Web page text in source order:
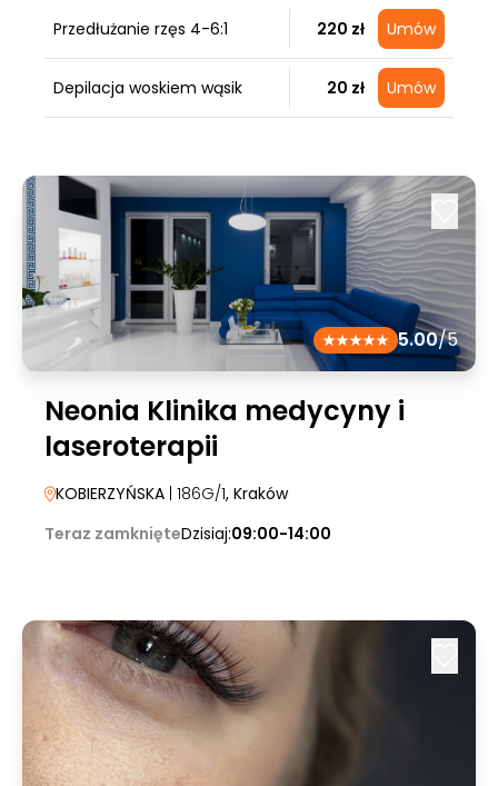
Przedłużanie rzęs 4-6:1 220 zł Umów
Depilacja woskiem wąsik 20 zł Umów
5.00/5
Neonia Klinika medycyny i
laseroterapii
KOBIERZYŃSKA | 186G/1, Kraków
Teraz zamknięteDzisiaj:09:00-14:00